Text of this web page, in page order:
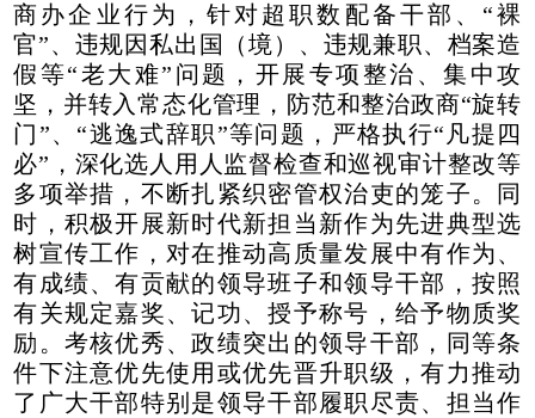
商办企业行为，针对超职数配备干部、“裸
官”、违规因私出国（境）、违规兼职、档案造
假等“老大难”问题，开展专项整治、集中攻
坚，并转入常态化管理，防范和整治政商“旋转
门”、“逃逸式辞职”等问题，严格执行“凡提四
必”，深化选人用人监督检查和巡视审计整改等
多项举措，不断扎紧织密管权治吏的笼子。同
时，积极开展新时代新担当新作为先进典型选
树宣传工作，对在推动高质量发展中有作为、
有成绩、有贡献的领导班子和领导干部，按照
有关规定嘉奖、记功、授予称号，给予物质奖
励。考核优秀、政绩突出的领导干部，同等条
件下注意优先使用或优先晋升职级，有力推动
了广大干部特别是领导干部履职尽责、担当作